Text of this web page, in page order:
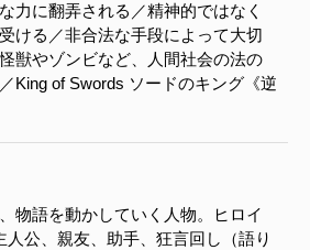
力に翻弄される／精神的ではなく
ける／非合法な手段によって大切
獣やゾンビなど、人間社会の法の
King of Swords ソードのキング《逆
物語を動かしていく人物。ヒロイ
人公、親友、助手、狂言回し（語り